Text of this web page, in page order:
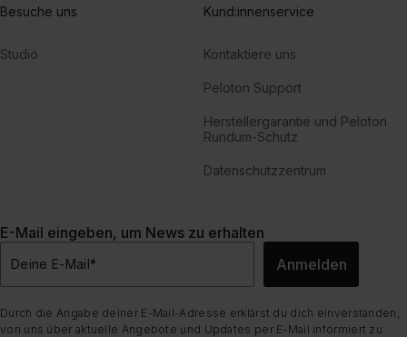
Besuche uns
Studio
Kund:innenservice
Kontaktiere uns
Peloton Support
Herstellergarantie und Peloton
Rundum-Schutz
Datenschutzzentrum
E-Mail eingeben, um News zu erhalten
Deine E-Mail* Anmelden
Durch die Angabe deiner E-Mail-Adresse erklärst du dich einverstanden,
von uns über aktuelle Angebote und Updates per E-Mail informiert zu